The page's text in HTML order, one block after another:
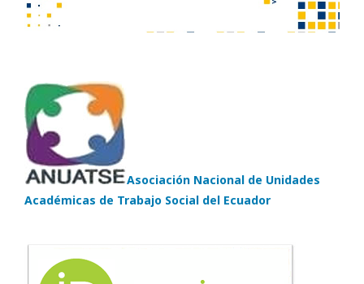
Asociación Nacional de Unidades
Académicas de Trabajo Social del Ecuador